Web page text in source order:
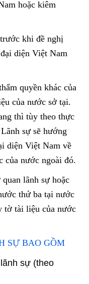
hoặc kiêm
khi đề nghị
diện Việt Nam
quyền khác của
của nước sở tại.
thì tùy theo thực
sự sẽ hướng
diện Việt Nam về
của nước ngoài đó.
lãnh sự hoặc
thứ ba tại nước
tờ tài liệu của nước
SỰ BAO GỒM
sự (theo